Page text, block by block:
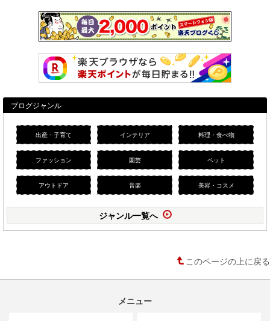
ブログジャンル
出産・子育て インテリア 料理・食べ物
ファッション 園芸 ペット
アウトドア 音楽 美容・コスメ
ジャンル一覧へ
このページの上に戻る
メニュー